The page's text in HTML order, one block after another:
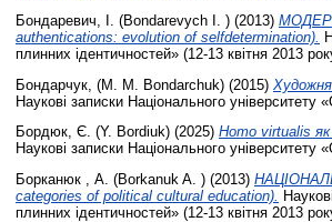
Бондаревич, І. (Bondarevych I. ) (2013)
authentications: evolution of self­determination).
плинних ідентичностей» (12-13 квітня 2013
Бондарчук, (М. М. Bondarchuk) (2015)
Наукові записки Національного
Бордюк, Є. (Y. Bordiuk) (2025) Homo virtualis
Наукові записки Національного
Борканюк , А. (Borkanuk A. ) (2013)
categories of political cultural education).
плинних ідентичностей» (12­-13 квітня 2013